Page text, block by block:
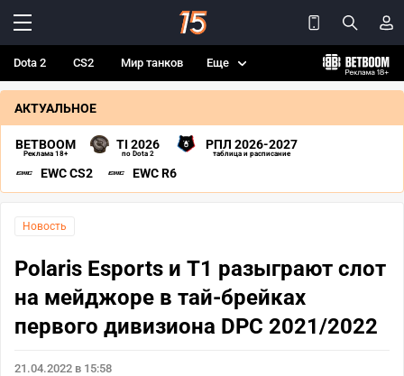
Dota 2 CS2 Мир танков Еще
АКТУАЛЬНОЕ
BETBOOM
Реклама 18+
TI 2026
по Dota 2
РПЛ 2026-2027
таблица и расписание
EWC CS2 EWC R6
Новость
Polaris Esports и T1 разыграют слот
на мейджоре в тай-брейках
первого дивизиона DPC 2021/2022
21.04.2022 в 15:58